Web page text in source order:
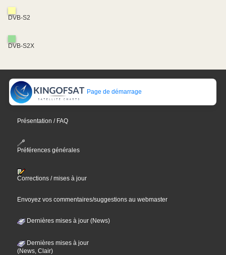
DVB-S2
DVB-S2X
Page de démarrage
Présentation / FAQ
Préférences générales
Corrections / mises à jour
Envoyez vos commentaires/suggestions au webmaster
Dernières mises à jour (News)
Dernières mises à jour
(News, Clair)